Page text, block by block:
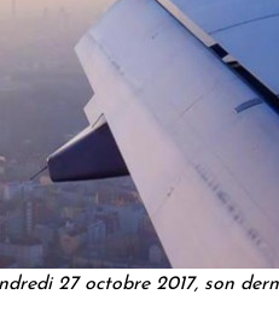
27 octobre 2017, son